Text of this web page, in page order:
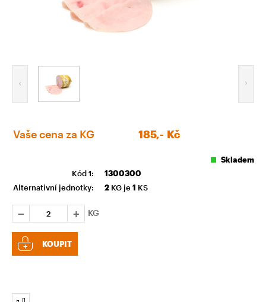
Vaše cena za KG 185,- Kč
Skladem
Kód 1:
1300300
Alternativní jednotky:
2 KG je 1 KS
KG
KOUPIT